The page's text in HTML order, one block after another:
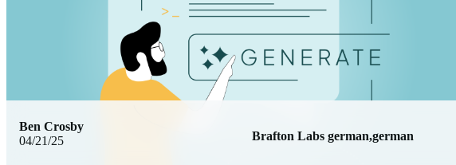
04/21/25 Brafton Labs german,german
Ben Crosby